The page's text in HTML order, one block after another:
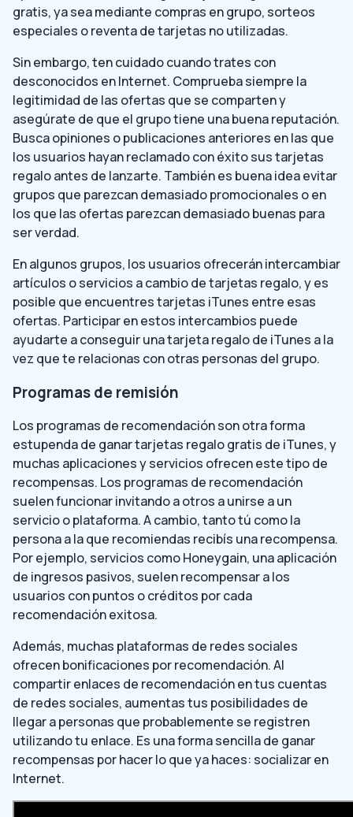
gratis, ya sea mediante compras en grupo, sorteos
especiales o reventa de tarjetas no utilizadas.
Sin embargo, ten cuidado cuando trates con
desconocidos en Internet. Comprueba siempre la
legitimidad de las ofertas que se comparten y
asegúrate de que el grupo tiene una buena reputación.
Busca opiniones o publicaciones anteriores en las que
los usuarios hayan reclamado con éxito sus tarjetas
regalo antes de lanzarte. También es buena idea evitar
grupos que parezcan demasiado promocionales o en
los que las ofertas parezcan demasiado buenas para
ser verdad.
En algunos grupos, los usuarios ofrecerán intercambiar
artículos o servicios a cambio de tarjetas regalo, y es
posible que encuentres tarjetas iTunes entre esas
ofertas. Participar en estos intercambios puede
ayudarte a conseguir una tarjeta regalo de iTunes a la
vez que te relacionas con otras personas del grupo.
Programas de remisión
Los programas de recomendación son otra forma
estupenda de ganar tarjetas regalo gratis de iTunes, y
muchas aplicaciones y servicios ofrecen este tipo de
recompensas. Los programas de recomendación
suelen funcionar invitando a otros a unirse a un
servicio o plataforma. A cambio, tanto tú como la
persona a la que recomiendas recibís una recompensa.
Por ejemplo, servicios como Honeygain, una aplicación
de ingresos pasivos, suelen recompensar a los
usuarios con puntos o créditos por cada
recomendación exitosa.
Además, muchas plataformas de redes sociales
ofrecen bonificaciones por recomendación. Al
compartir enlaces de recomendación en tus cuentas
de redes sociales, aumentas tus posibilidades de
llegar a personas que probablemente se registren
utilizando tu enlace. Es una forma sencilla de ganar
recompensas por hacer lo que ya haces: socializar en
Internet.